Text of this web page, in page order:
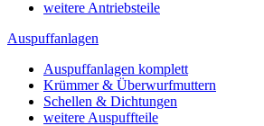
weitere Antriebsteile
Auspuffanlagen
Auspuffanlagen komplett
Krümmer & Überwurfmuttern
Schellen & Dichtungen
weitere Auspuffteile